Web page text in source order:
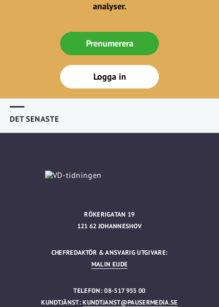
analyser.
Prenumerera
Logga in
DET SENASTE
RÖKERIGATAN 19
121 62 JOHANNESHOV
CHEFREDAKTÖR & ANSVARIG UTGIVARE:
MALIN EIJDE
TELEFON: 08-517 955 00
KUNDTJÄNST:KUNDTJANST@PAUSERMEDIA.SE